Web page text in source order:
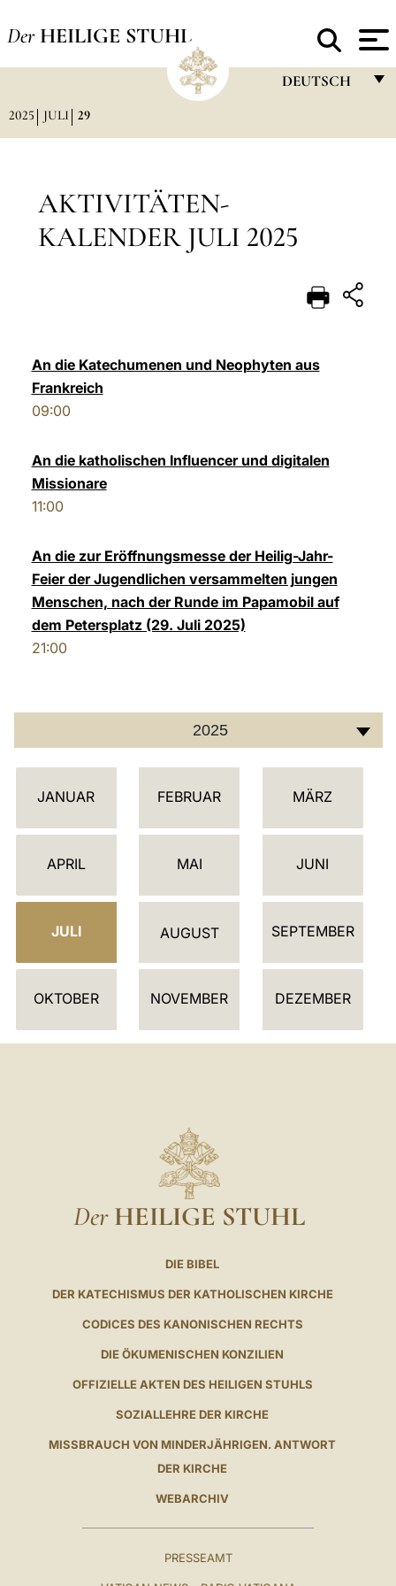
Der HEILIGE STUHL
DEUTSCH
DEUTSCH
2025 JULI 29
AKTIVITÄTEN-
KALENDER JULI 2025
An die Katechumenen und Neophyten aus
Frankreich
09:00
An die katholischen Influencer und digitalen
Missionare
11:00
An die zur Eröffnungsmesse der Heilig-Jahr-
Feier der Jugendlichen versammelten jungen
Menschen, nach der Runde im Papamobil auf
dem Petersplatz (29. Juli 2025)
21:00
2025
K
L
D
R
JANUAR FEBRUAR MÄRZ
APRIL MAI JUNI
JULI AUGUST SEPTEMBER
OKTOBER NOVEMBER DEZEMBER
Der HEILIGE STUHL
DIE BIBEL
DER KATECHISMUS DER KATHOLISCHEN KIRCHE
CODICES DES KANONISCHEN RECHTS
DIE ÖKUMENISCHEN KONZILIEN
OFFIZIELLE AKTEN DES HEILIGEN STUHLS
SOZIALLEHRE DER KIRCHE
MISSBRAUCH VON MINDERJÄHRIGEN. ANTWORT
DER KIRCHE
WEBARCHIV
PRESSEAMT